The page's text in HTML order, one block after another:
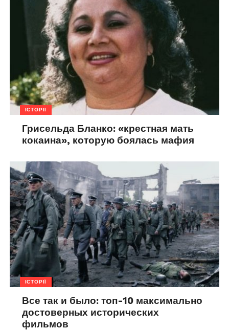
ІСТОРІЇ
Грисельда Бланко: «крестная мать
кокаина», которую боялась мафия
ІСТОРІЇ
Все так и было: топ-10 максимально
достоверных исторических
фильмов